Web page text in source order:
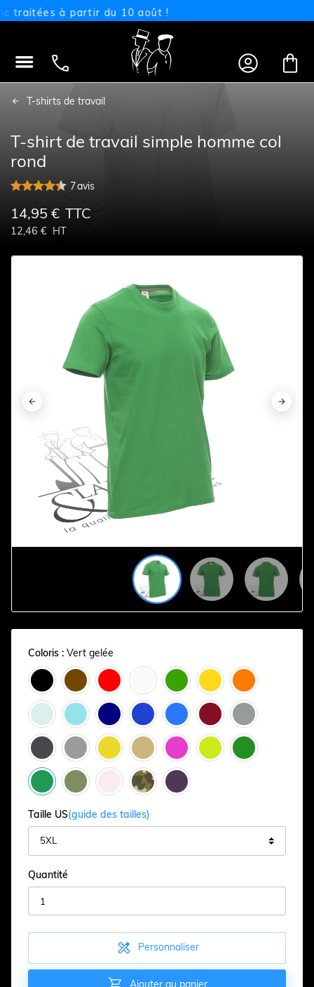
à partir du 10 août !
   
T-shirts de travail
T-shirt de travail simple homme col
rond
7avis
14,95 € TTC
12,46 € HT
 
 
 
 
 
Coloris : Vert gelée
Taille US(guide des tailles)
Quantité
 Personnaliser
Ajouter au panier